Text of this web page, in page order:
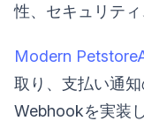
性、セキュリティ
Modern
取り、支払い通
Webhookを実装